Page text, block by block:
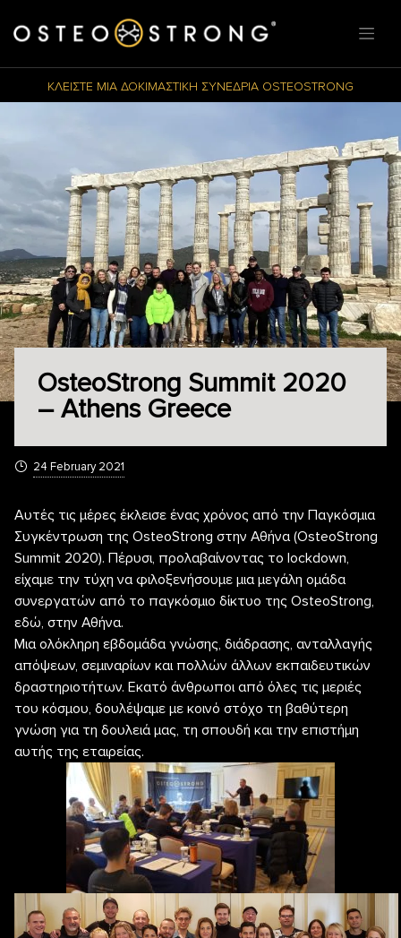
ΚΛΕΙΣΤΕ ΜΙΑ ΔΟΚΙΜΑΣΤΙΚΗ ΣΥΝΕΔΡΙΑ OSTEOSTRONG
OsteoStrong Summit 2020
– Athens Greece
24 February 2021
Αυτές τις μέρες έκλεισε ένας χρόνος από την Παγκόσμια
Συγκέντρωση της OsteoStrong στην Αθήνα (OsteoStrong
Summit 2020). Πέρυσι, προλαβαίνοντας το lockdown,
είχαμε την τύχη να φιλοξενήσουμε μια μεγάλη ομάδα
συνεργατών από το παγκόσμιο δίκτυο της OsteoStrong,
εδώ, στην Αθήνα.
Μια ολόκληρη εβδομάδα γνώσης, διάδρασης, ανταλλαγής
απόψεων, σεμιναρίων και πολλών άλλων εκπαιδευτικών
δραστηριοτήτων. Εκατό άνθρωποι από όλες τις μεριές
του κόσμου, δουλέψαμε με κοινό στόχο τη βαθύτερη
γνώση για τη δουλειά μας, τη σπουδή και την επιστήμη
αυτής της εταιρείας.